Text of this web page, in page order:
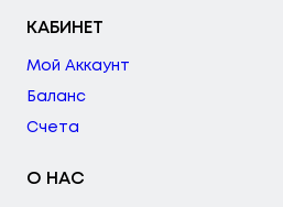
КАБИНЕТ
Мой Аккаунт
Баланс
Счета
О НАС